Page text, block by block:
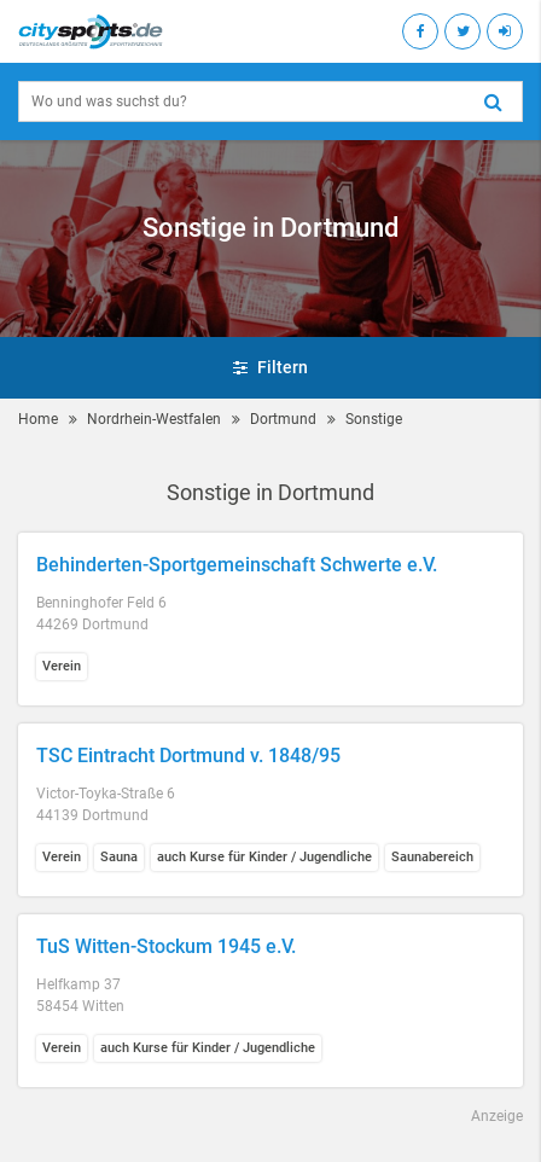
Sonstige in Dortmund
Filtern
Home Nordrhein-Westfalen Dortmund Sonstige
Sonstige in Dortmund
Behinderten-Sportgemeinschaft Schwerte e.V.
Benninghofer Feld 6
44269 Dortmund
Verein
TSC Eintracht Dortmund v. 1848/95
Victor-Toyka-Straße 6
44139 Dortmund
Verein Sauna auch Kurse für Kinder / Jugendliche Saunabereich
TuS Witten-Stockum 1945 e.V.
Helfkamp 37
58454 Witten
Verein auch Kurse für Kinder / Jugendliche
Anzeige